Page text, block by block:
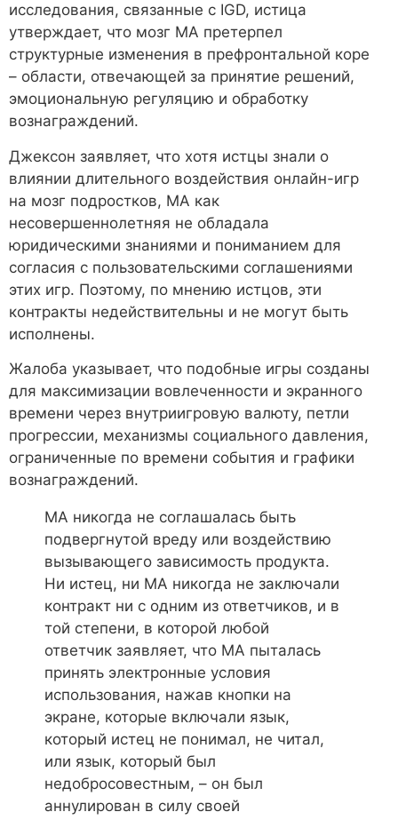
исследования, связанные с IGD, истица
утверждает, что мозг MA претерпел
структурные изменения в префронтальной коре
– области, отвечающей за принятие решений,
эмоциональную регуляцию и обработку
вознаграждений.
Джексон заявляет, что хотя истцы знали о
влиянии длительного воздействия онлайн-игр
на мозг подростков, MA как
несовершеннолетняя не обладала
юридическими знаниями и пониманием для
согласия с пользовательскими соглашениями
этих игр. Поэтому, по мнению истцов, эти
контракты недействительны и не могут быть
исполнены.
Жалоба указывает, что подобные игры созданы
для максимизации вовлеченности и экранного
времени через внутриигровую валюту, петли
прогрессии, механизмы социального давления,
ограниченные по времени события и графики
вознаграждений.
MA никогда не соглашалась быть
подвергнутой вреду или воздействию
вызывающего зависимость продукта.
Ни истец, ни MA никогда не заключали
контракт ни с одним из ответчиков, и в
той степени, в которой любой
ответчик заявляет, что MA пыталась
принять электронные условия
использования, нажав кнопки на
экране, которые включали язык,
который истец не понимал, не читал,
или язык, который был
недобросовестным, – он был
аннулирован в силу своей